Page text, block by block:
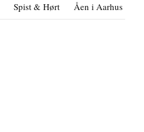
Spist & Hørt Åen i Aarhus